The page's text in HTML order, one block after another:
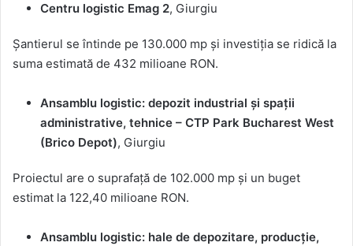
Centru logistic Emag 2, Giurgiu
Șantierul se întinde pe 130.000 mp și investiția se ridică la
suma estimată de 432 milioane RON.
Ansamblu logistic: depozit industrial și spații
administrative, tehnice – CTP Park Bucharest West
(Brico Depot), Giurgiu
Proiectul are o suprafață de 102.000 mp și un buget
estimat la 122,40 milioane RON.
Ansamblu logistic: hale de depozitare, producție,